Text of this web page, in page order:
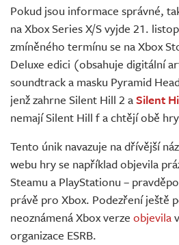
Pokud jsou informace správné,
na Xbox Series X/S vyjde 21.
zmíněného termínu se na Xbox
Deluxe edici (obsahuje digitální
soundtrack a masku Pyramid
jenž zahrne Silent Hill 2 aSilent
nemají Silent Hill f a chtějí obě
Tento únik navazuje na dřívější
webu hry se například objevila
Steamu a PlayStationu –
právě pro Xbox. Podezření ještě
neoznámená Xbox verze objevila
organizace ESRB.